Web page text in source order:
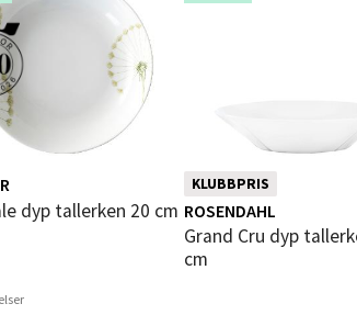
dyp tallerken 20 cm
KLUBBPRIS
ROSENDAHL
Grand Cru dyp tallerken 19
cm
Velg